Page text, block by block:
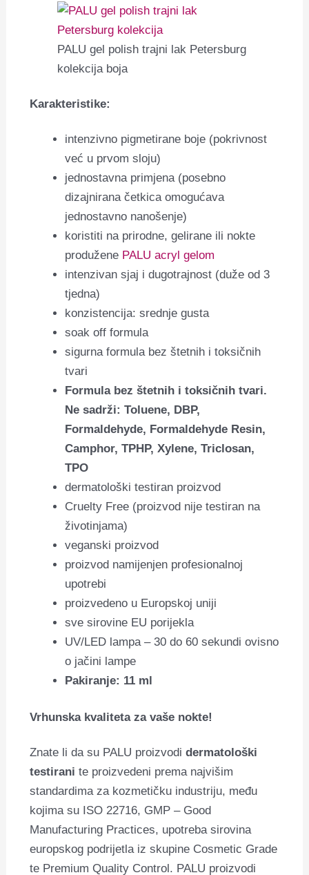
PALU gel polish trajni lak Petersburg
kolekcija boja
Karakteristike:
intenzivno pigmetirane boje (pokrivnost
već u prvom sloju)
jednostavna primjena (posebno
dizajnirana četkica omogućava
jednostavno nanošenje)
koristiti na prirodne, gelirane ili nokte
produžene PALU acryl gelom
intenzivan sjaj i dugotrajnost (duže od 3
tjedna)
konzistencija: srednje gusta
soak off formula
sigurna formula bez štetnih i toksičnih
tvari
Formula bez štetnih i toksičnih tvari.
Ne sadrži: Toluene, DBP,
Formaldehyde, Formaldehyde Resin,
Camphor, TPHP, Xylene, Triclosan,
TPO
dermatološki testiran proizvod
Cruelty Free (proizvod nije testiran na
životinjama)
veganski proizvod
proizvod namijenjen profesionalnoj
upotrebi
proizvedeno u Europskoj uniji
sve sirovine EU porijekla
UV/LED lampa – 30 do 60 sekundi ovisno
o jačini lampe
Pakiranje: 11 ml
Vrhunska kvaliteta za vaše nokte!
Znate li da su PALU proizvodidermatološki
testirani te proizvedeni prema najvišim
standardima za kozmetičku industriju, među
kojima su ISO 22716, GMP – Good
Manufacturing Practices, upotreba sirovina
europskog podrijetla iz skupine Cosmetic Grade
te Premium Quality Control. PALU proizvodi